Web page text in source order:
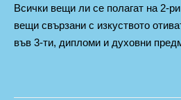
Всички вещи ли се полагат на 2-
вещи свързани с изкуството
във 3-ти, дипломи и духовни